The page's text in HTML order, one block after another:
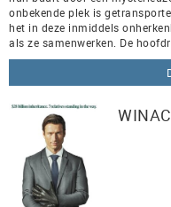
onbekende plek is
het in deze inmiddels
als ze samenwerken. De